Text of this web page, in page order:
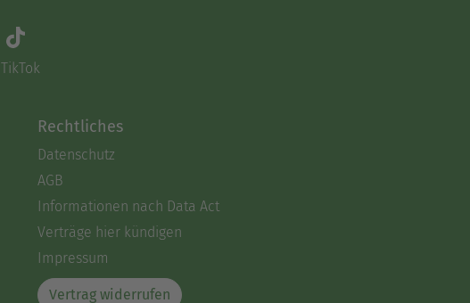
TikTok
Rechtliches
Datenschutz
AGB
Informationen nach Data Act
Verträge hier kündigen
Impressum
Vertrag widerrufen